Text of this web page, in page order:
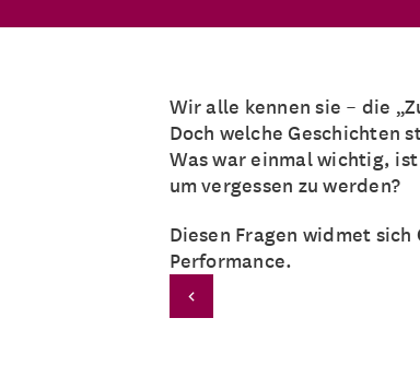
Wir alle kennen sie – die
Doch welche Geschichten
Was war einmal wichtig,
um vergessen zu werden?
Diesen Fragen widmet sich
Performance.